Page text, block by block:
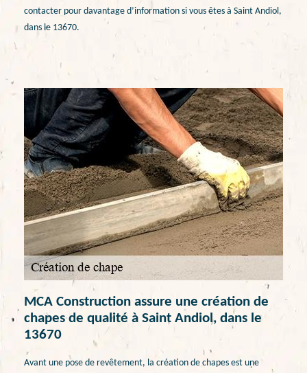
contacter pour davantage d’information si vous êtes à Saint Andiol,
dans le 13670.
MCA Construction assure une création de
chapes de qualité à Saint Andiol, dans le
13670
Avant une pose de revêtement, la création de chapes est une